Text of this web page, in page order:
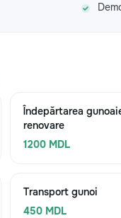
Îndepărtarea
renovare
1200 MDL
Transport gunoi
450 MDL